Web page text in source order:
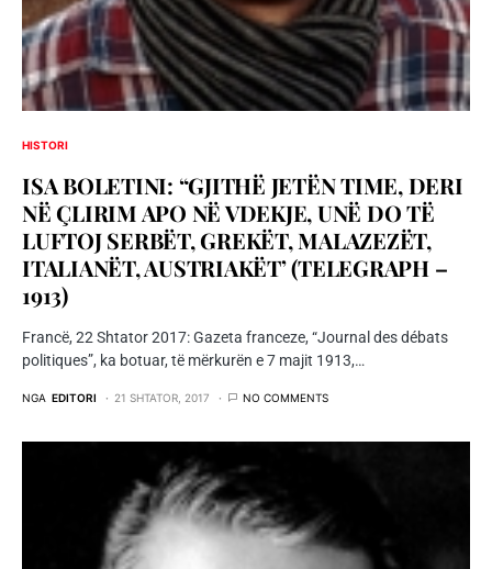
HISTORI
ISA BOLETINI: “GJITHË JETËN TIME, DERI
NË ÇLIRIM APO NË VDEKJE, UNË DO TË
LUFTOJ SERBËT, GREKËT, MALAZEZËT,
ITALIANËT, AUSTRIAKËT’ (TELEGRAPH –
1913)
Francë, 22 Shtator 2017: Gazeta franceze, “Journal des débats
politiques”, ka botuar, të mërkurën e 7 majit 1913,…
NGA EDITORI 21 SHTATOR, 2017 NO COMMENTS